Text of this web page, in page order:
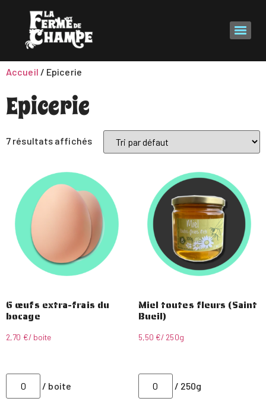
Accueil / Epicerie
Epicerie
7 résultats affichés
6 œufs extra-frais du
bocage
2,70 €/ boite
/ boite
Miel toutes fleurs (Saint
Bueil)
5,50 €/ 250g
/ 250g